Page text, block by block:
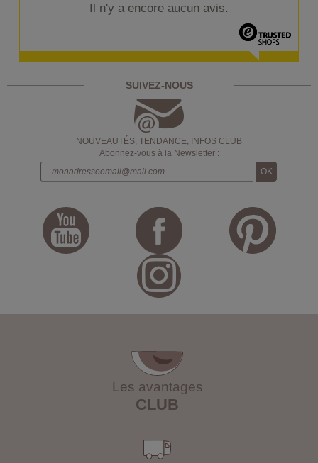
Il n'y a encore aucun avis.
SUIVEZ-NOUS
NOUVEAUTÉS, TENDANCE, INFOS CLUB
Abonnez-vous à la Newsletter :
Les avantages
CLUB